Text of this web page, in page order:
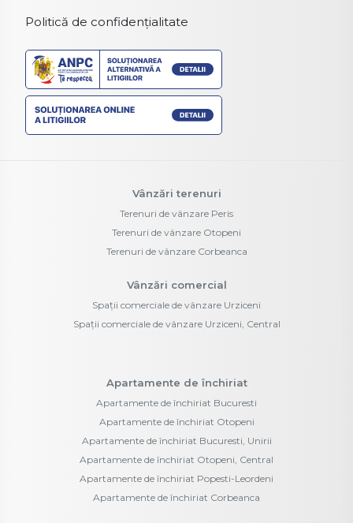
Politică de confidențialitate
Vânzări terenuri
Terenuri de vânzare Peris
Terenuri de vânzare Otopeni
Terenuri de vânzare Corbeanca
Vânzări comercial
Spații comerciale de vânzare Urziceni
Spații comerciale de vânzare Urziceni, Central
Apartamente de închiriat
Apartamente de închiriat Bucuresti
Apartamente de închiriat Otopeni
Apartamente de închiriat Bucuresti, Unirii
Apartamente de închiriat Otopeni, Central
Apartamente de închiriat Popesti-Leordeni
Apartamente de închiriat Corbeanca